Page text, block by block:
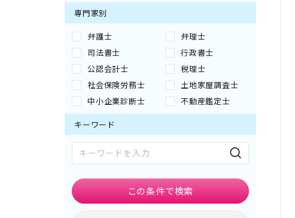
専門家別
弁護士
弁理士
司法書士
行政書士
公認会計士
税理士
社会保険労務士
土地家屋調査士
中小企業診断士
不動産鑑定士
キーワード
この条件で検索